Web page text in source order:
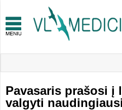
Pavasaris prašosi į
valgyti